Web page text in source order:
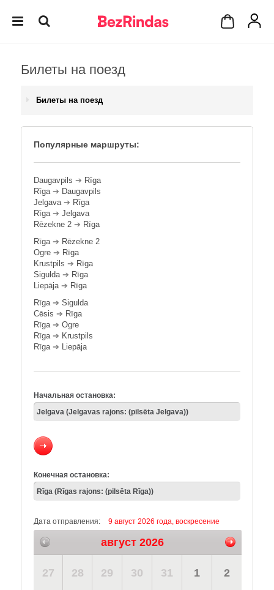
Билеты на поезд
Билеты на поезд
Популярные маршруты:
Daugavpils ➔ Rīga
Rīga➔ Daugavpils
Jelgava➔ Rīga
Rīga➔ Jelgava
Rēzekne 2 ➔ Rīga
Rīga➔ Rēzekne 2
Ogre ➔ Rīga
Krustpils ➔ Rīga
Sigulda➔ Rīga
Liepāja➔ Rīga
Rīga➔ Sigulda
Cēsis ➔ Rīga
Rīga➔ Ogre
Rīga➔ Krustpils
Rīga➔ Liepāja
Начальная остановка:
Конечная остановка:
Дата отправления: 9 август 2026 года, воскресение
август 2026
27 28 29 30 31 1 2